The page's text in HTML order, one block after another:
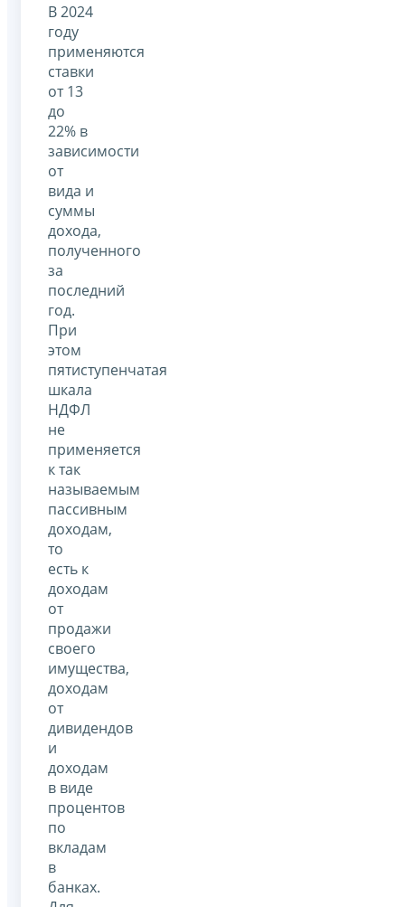
В 2024
году
применяются
ставки
от 13
до
22% в
зависимости
от
вида и
суммы
дохода,
полученного
за
последний
год.
При
этом
пятиступенчатая
шкала
НДФЛ
не
применяется
к так
называемым
пассивным
доходам,
то
есть к
доходам
от
продажи
своего
имущества,
доходам
от
дивидендов
и
доходам
в виде
процентов
по
вкладам
в
банках.